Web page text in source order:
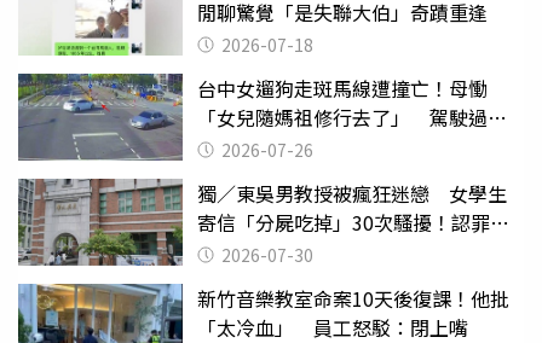
閒聊驚覺「是失聯大伯」奇蹟重逢
2026-07-18
台中女遛狗走斑馬線遭撞亡！母慟
「女兒隨媽祖修行去了」 駕駛過失
致死判9月
2026-07-26
獨／東吳男教授被瘋狂迷戀 女學生
寄信「分屍吃掉」30次騷擾！認罪免
關 2026-07-30
新竹音樂教室命案10天後復課！他批
「太冷血」 員工怒駁：閉上嘴